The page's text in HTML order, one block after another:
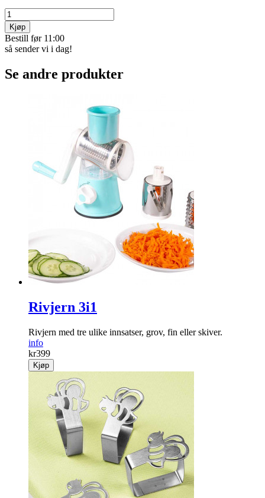
Kjøp
Bestill før 11:00
så sender vi i dag!
Se andre produkter
Rivjern 3i1
Rivjern med tre ulike innsatser, grov, fin eller skiver.
info
kr399
Kjøp